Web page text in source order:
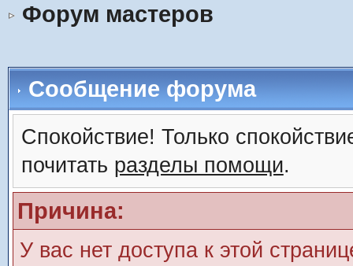
Форум мастеров
Сообщение форума
Спокойствие! Только
почитать разделы помощи.
Причина:
У вас нет доступа к этой